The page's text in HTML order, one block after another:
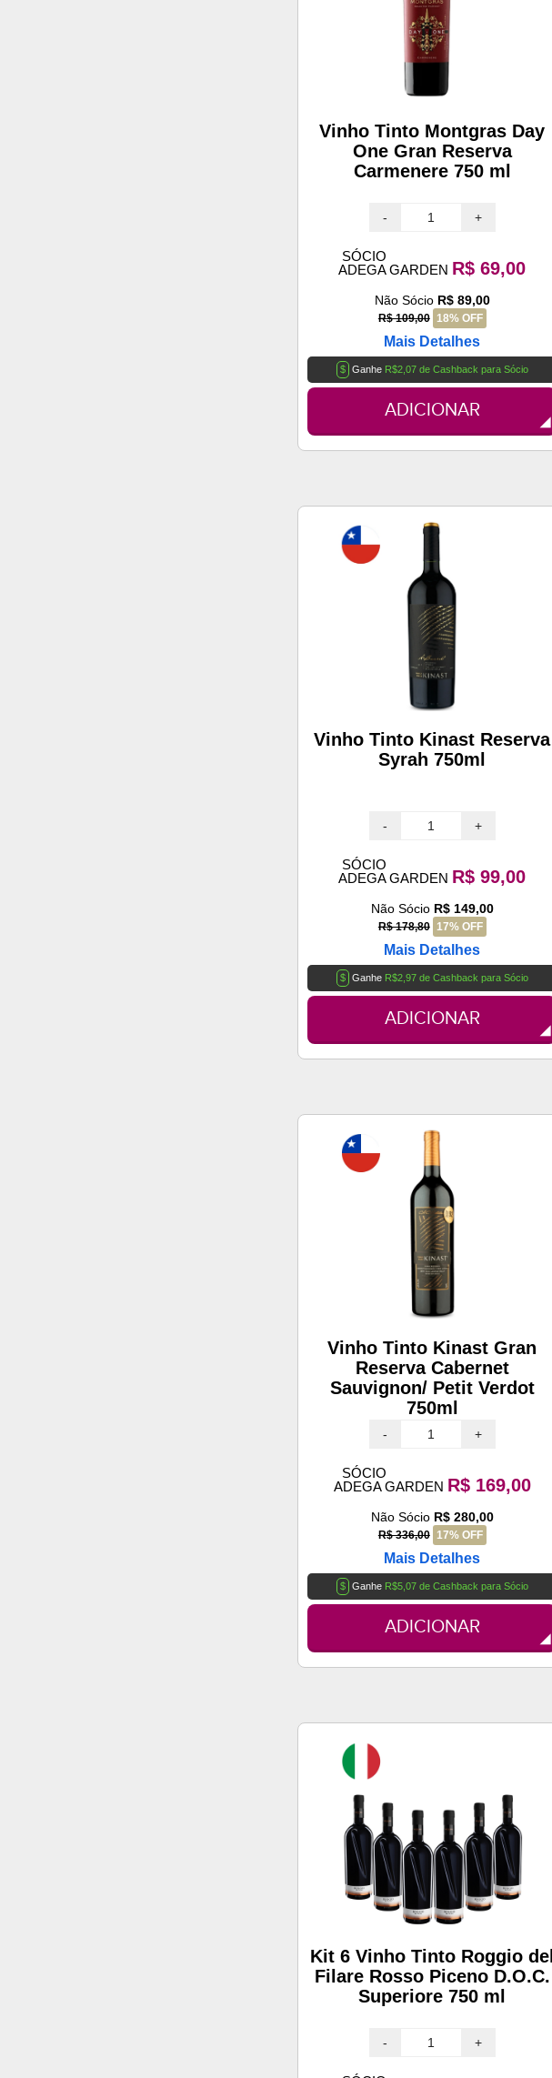
Vinho Tinto Montgras Day
One Gran Reserva
Carmenere 750 ml
- +
SÓCIO
ADEGA GARDEN R$ 69,00
Não Sócio R$ 89,00
R$ 109,00 18% OFF
Mais Detalhes
$ Ganhe R$2,07 de Cashback para Sócio
ADICIONAR
Vinho Tinto Kinast Reserva
Syrah 750ml
- +
SÓCIO
ADEGA GARDEN R$ 99,00
Não Sócio R$ 149,00
R$ 178,80 17% OFF
Mais Detalhes
$ Ganhe R$2,97 de Cashback para Sócio
ADICIONAR
Vinho Tinto Kinast Gran
Reserva Cabernet
Sauvignon/ Petit Verdot
750ml
- +
SÓCIO
ADEGA GARDEN R$ 169,00
Não Sócio R$ 280,00
R$ 336,00 17% OFF
Mais Detalhes
$ Ganhe R$5,07 de Cashback para Sócio
ADICIONAR
Kit 6 Vinho Tinto Roggio del
Filare Rosso Piceno D.O.C.
Superiore 750 ml
- +